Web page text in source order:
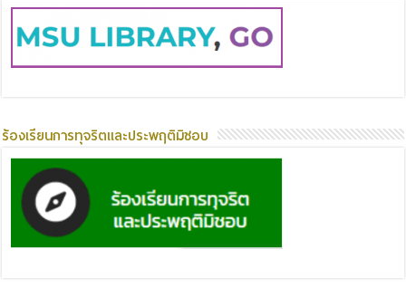
ร้องเรียนการทุจริตและประพฤติมิชอบ